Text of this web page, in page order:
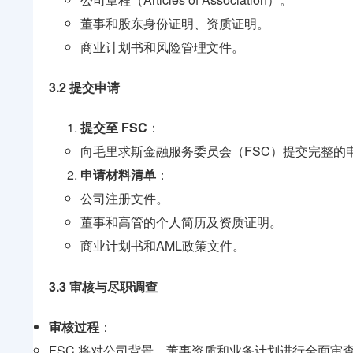
董事和股东身份证明、资质证明。
商业计划书和风险管理文件。
3.2 提交申请
提交至 FSC ：
向毛里求斯金融服务委员会（FSC）提交完整的
申请材料清单 ：
公司注册文件。
董事和高管的个人简历及资质证明。
商业计划书和AML政策文件。
3.3 审核与尽职调查
审核过程 ：